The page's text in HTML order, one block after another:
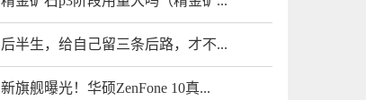
后半生，给自己留三条后路，才不...
新旗舰曝光！华硕ZenFone 10真...